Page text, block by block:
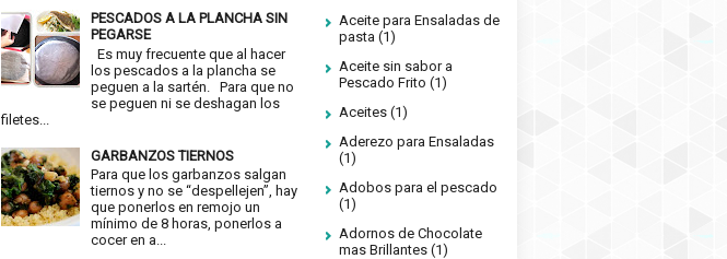
PESCADOS A LA PLANCHA SIN
PEGARSE
Es muy frecuente que al hacer
los pescados a la plancha se
peguen a la sartén. Para que no
se peguen ni se deshagan los
filetes...
GARBANZOS TIERNOS
Para que los garbanzos salgan
tiernos y no se “despellejen”, hay
que ponerlos en remojo un
mínimo de 8 horas, ponerlos a
cocer en a...
Aceite para Ensaladas de
pasta (1)
Aceite sin sabor a
Pescado Frito (1)
Aceites (1)
Aderezo para Ensaladas
(1)
Adobos para el pescado
(1)
Adornos de Chocolate
mas Brillantes (1)